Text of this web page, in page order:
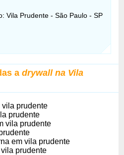
Vila Prudente - São Paulo - SP
adrywall na Vila
vila prudente
prudente
vila prudente
em vila prudente
prudente